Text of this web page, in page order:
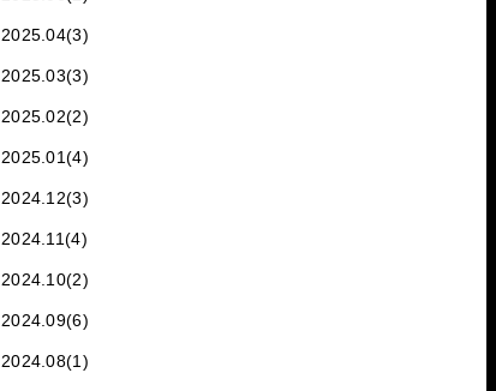
2025.04(3)
2025.03(3)
2025.02(2)
2025.01(4)
2024.12(3)
2024.11(4)
2024.10(2)
2024.09(6)
2024.08(1)